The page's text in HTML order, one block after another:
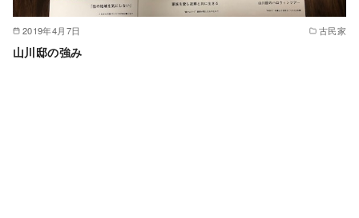
2019年4月7日 古民家
山川邸の強み